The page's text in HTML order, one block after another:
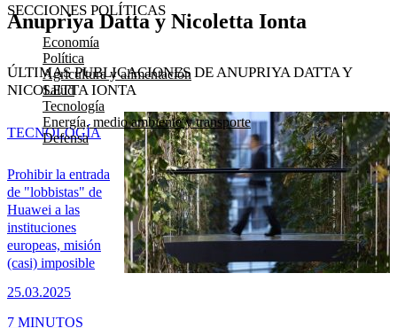
SECCIONES POLÍTICAS
Economía
Política
Agricultura y alimentación
Salud
Tecnología
Energía, medio ambiente y transporte
Defensa
Anupriya Datta y Nicoletta Ionta
ÚLTIMAS PUBLICACIONES DE ANUPRIYA DATTA Y
NICOLETTA IONTA
Prohibir la entrada
de "lobbistas" de
Huawei a las
instituciones
europeas, misión
(casi) imposible
25.03.2025
TECNOLOGÍA
7 MINUTOS